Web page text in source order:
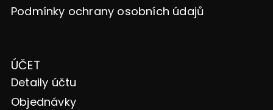
Podmínky ochrany osobních údajů
ÚČET
Detaily účtu
Objednávky